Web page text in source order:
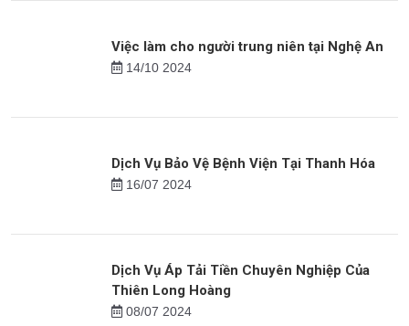
Bảo Vệ Lễ Khánh Thành - Thiên Long Hoàng
Việc làm cho người trung niên tại Nghệ An
Dịch Vụ Bảo Vệ Bệnh Viện Tại Thanh Hóa
16/07 2024